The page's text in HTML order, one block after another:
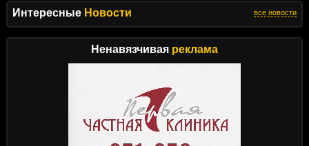
Интересные Новости все новости
Ненавязчивая реклама